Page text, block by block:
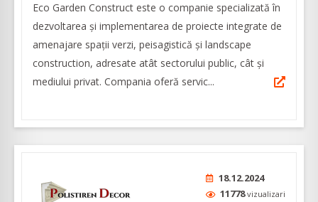
Eco Garden Construct este o companie specializată în
dezvoltarea și implementarea de proiecte integrate de
amenajare spații verzi, peisagistică și landscape
construction, adresate atât sectorului public, cât și
mediului privat. Compania oferă servic...
18.12.2024
11778vizualizari